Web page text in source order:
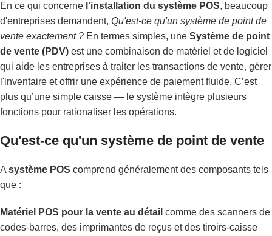
En ce qui concerne l'installation du système POS, beaucoup
d'entreprises demandent, Qu'est-ce qu'un système de point de
vente exactement ? En termes simples, une Système de point
de vente (PDV) est une combinaison de matériel et de logiciel
qui aide les entreprises à traiter les transactions de vente, gérer
l'inventaire et offrir une expérience de paiement fluide. C’est
plus qu’une simple caisse — le système intègre plusieurs
fonctions pour rationaliser les opérations.
Qu'est-ce qu'un système de point de vente
A système POS comprend généralement des composants tels
que :
Matériel POS pour la vente au détail comme des scanners de
codes-barres, des imprimantes de reçus et des tiroirs-caisse